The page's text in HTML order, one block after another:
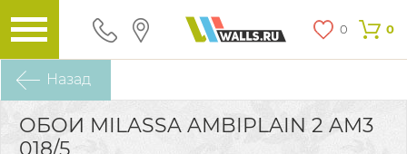
0 0
Назад
ОБОИ MILASSA AMBIPLAIN 2 AM3
018/5